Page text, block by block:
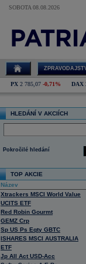
SOBOTA 08.08.2026
PX 2 785,07 -0,71% DAX
HLEDÁNÍ V AKCIÍCH
Pokročilé hledání
TOP AKCIE
Název
Xtrackers MSCI World Value
UCITS ETF
Red Robin Gourmt
GEMZ Crp
Sp US Ps Eqty GBTC
ISHARES MSCI AUSTRALIA
ETF
Jp All Act USD-Acc